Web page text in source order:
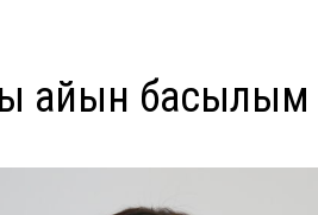
айқын басылым